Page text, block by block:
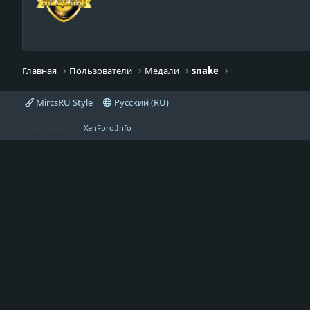
Главная Пользователи Медали snake
MircsRU Style Русский (RU)
XenForo.Info